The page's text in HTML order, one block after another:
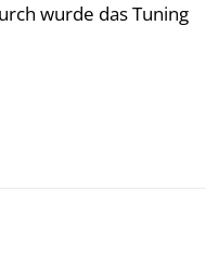
wurde das Tuning